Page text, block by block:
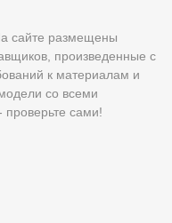
сайте размещены
произведенные с
к материалам и
со всеми
сами!